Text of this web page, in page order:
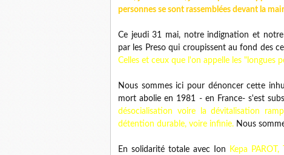
personnes se sont rassemblées devant la
Ce jeudi 31 mai, notre indignation et
par les Preso qui croupissent au fond des
Celles et ceux que l'on appelle les "longues
Nous sommes ici pour dénoncer cette
mort abolie en 1981 - en France- s'est
désocialisation voire la dévitalisation
détention durable, voire infinie. Nous
En solidarité totale avec Ion Kepa